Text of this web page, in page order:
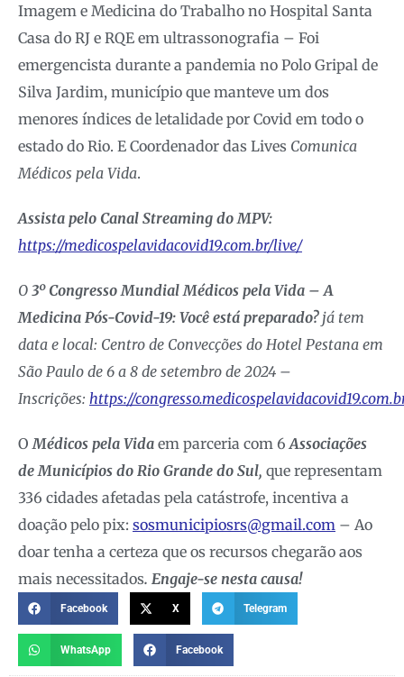
Imagem e Medicina do Trabalho no Hospital Santa
Casa do RJ e RQE em ultrassonografia – Foi
emergencista durante a pandemia no Polo Gripal de
Silva Jardim, município que manteve um dos
menores índices de letalidade por Covid em todo o
estado do Rio. E Coordenador das Lives Comunica
Médicos pela Vida.
Assista pelo Canal Streaming do MPV:
https://medicospelavidacovid19.com.br/live/
O 3º Congresso Mundial Médicos pela Vida – A
Medicina Pós-Covid-19: Você está preparado?já tem
data e local: Centro de Convecções do Hotel Pestana em
São Paulo de 6 a 8 de setembro de 2024 –
Inscrições: https://
O Médicos pela Vida em parceria com 6 Associações
de Municípios do Rio Grande do Sul, que representam
336 cidades afetadas pela catástrofe, incentiva a
doação pelo pix: sosmunicipiosrs@gmail.com – Ao
doar tenha a certeza que os recursos chegarão aos
mais necessitados. Engaje-se nesta causa!
Facebook X Telegram
WhatsApp Facebook